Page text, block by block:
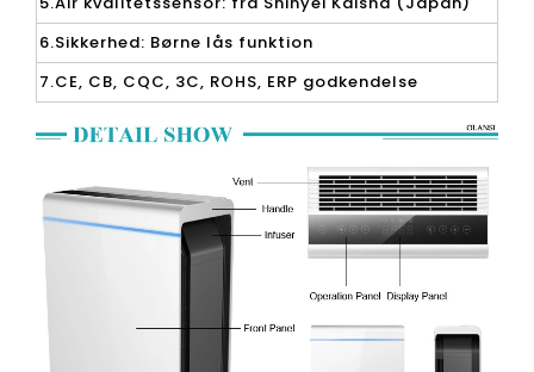
6.Sikkerhed: Børne lås funktion
7.CE, CB, CQC, 3C, ROHS, ERP godkendelse